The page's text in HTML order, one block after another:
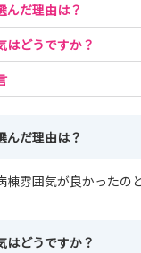
んだ理由は？
はどうですか？
んだ理由は？
棟雰囲気が良かったの
はどうですか？